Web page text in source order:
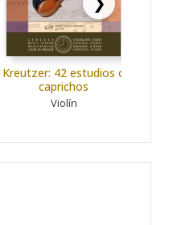
Kreutzer: 42 estudios o
caprichos
Violín